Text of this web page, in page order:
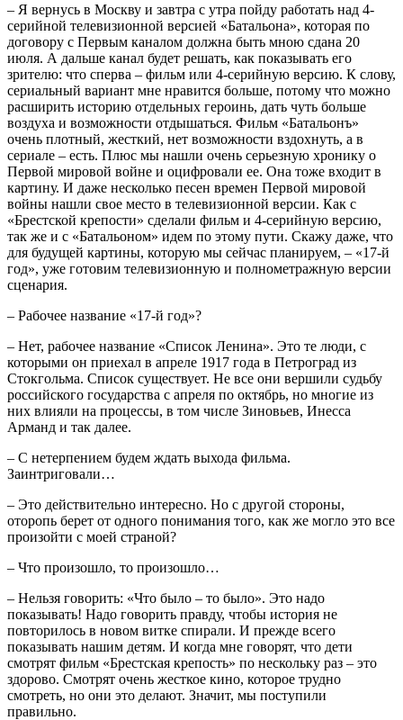
– Я вернусь в Москву и завтра с утра пойду работать над 4-
серийной телевизионной версией «Батальона», которая по
договору с Первым каналом должна быть мною сдана 20
июля. А дальше канал будет решать, как показывать его
зрителю: что сперва – фильм или 4-серийную версию. К слову,
сериальный вариант мне нравится больше, потому что можно
расширить историю отдельных героинь, дать чуть больше
воздуха и возможности отдышаться. Фильм «Батальонъ»
очень плотный, жесткий, нет возможности вздохнуть, а в
сериале – есть. Плюс мы нашли очень серьезную хронику о
Первой мировой войне и оцифровали ее. Она тоже входит в
картину. И даже несколько песен времен Первой мировой
войны нашли свое место в телевизионной версии. Как с
«Брестской крепости» сделали фильм и 4-серийную версию,
так же и с «Батальоном» идем по этому пути. Скажу даже, что
для будущей картины, которую мы сейчас планируем, – «17-й
год», уже готовим телевизионную и полнометражную версии
сценария.
– Рабочее название «17-й год»?
– Нет, рабочее название «Список Ленина». Это те люди, с
которыми он приехал в апреле 1917 года в Петроград из
Стокгольма. Список существует. Не все они вершили судьбу
российского государства с апреля по октябрь, но многие из
них влияли на процессы, в том числе Зиновьев, Инесса
Арманд и так далее.
– С нетерпением будем ждать выхода фильма.
Заинтриговали…
– Это действительно интересно. Но с другой стороны,
оторопь берет от одного понимания того, как же могло это все
произойти с моей страной?
– Что произошло, то произошло…
– Нельзя говорить: «Что было – то было». Это надо
показывать! Надо говорить правду, чтобы история не
повторилось в новом витке спирали. И прежде всего
показывать нашим детям. И когда мне говорят, что дети
смотрят фильм «Брестская крепость» по нескольку раз – это
здорово. Смотрят очень жесткое кино, которое трудно
смотреть, но они это делают. Значит, мы поступили
правильно.